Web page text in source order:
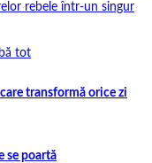
rebele într-un singur
tot
transformă orice zi
se poartă